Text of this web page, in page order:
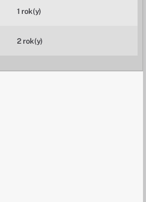
1 rok(y)
2 rok(y)